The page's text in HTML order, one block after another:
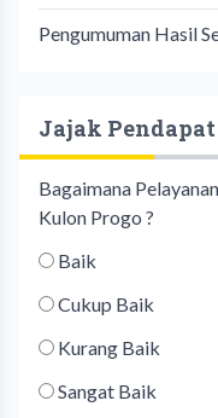
Pengumuman Hasil
Jajak Pendapat
Bagaimana
Kulon Progo ?
Baik
Cukup Baik
Kurang Baik
Sangat Baik